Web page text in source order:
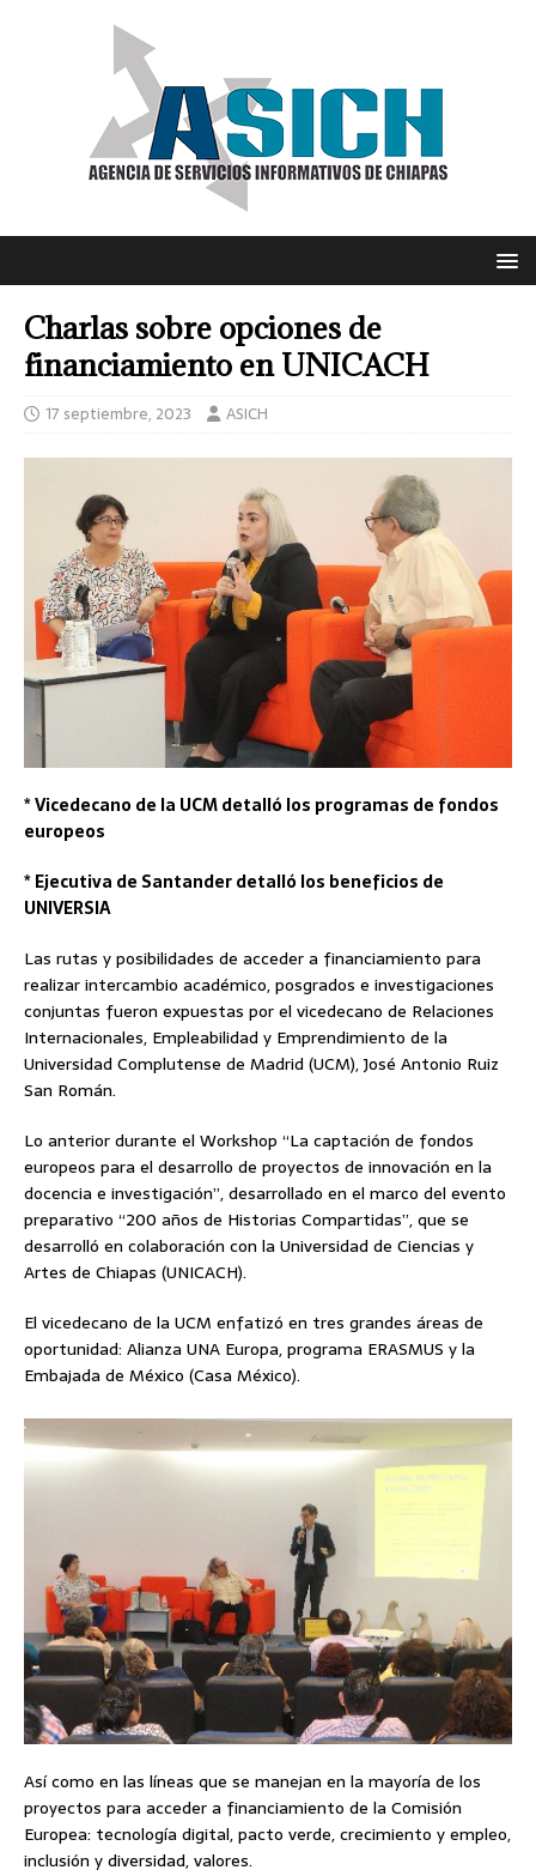
Charlas sobre opciones de
financiamiento en UNICACH
17 septiembre, 2023 ASICH
* Vicedecano de la UCM detalló los programas de fondos
europeos
* Ejecutiva de Santander detalló los beneficios de
UNIVERSIA
Las rutas y posibilidades de acceder a financiamiento para
realizar intercambio académico, posgrados e investigaciones
conjuntas fueron expuestas por el vicedecano de Relaciones
Internacionales, Empleabilidad y Emprendimiento de la
Universidad Complutense de Madrid (UCM), José Antonio Ruiz
San Román.
Lo anterior durante el Workshop “La captación de fondos
europeos para el desarrollo de proyectos de innovación en la
docencia e investigación”, desarrollado en el marco del evento
preparativo “200 años de Historias Compartidas”, que se
desarrolló en colaboración con la Universidad de Ciencias y
Artes de Chiapas (UNICACH).
El vicedecano de la UCM enfatizó en tres grandes áreas de
oportunidad: Alianza UNA Europa, programa ERASMUS y la
Embajada de México (Casa México).
Así como en las líneas que se manejan en la mayoría de los
proyectos para acceder a financiamiento de la Comisión
Europea: tecnología digital, pacto verde, crecimiento y empleo,
inclusión y diversidad, valores.